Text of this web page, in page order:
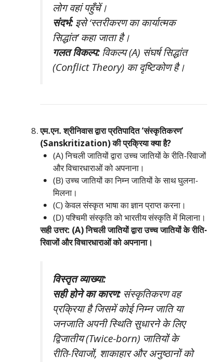
लोग वहां पहुँचें।
संदर्भ:इसे ‘स्तरीकरण का कार्यात्मक
सिद्धांत’ कहा जाता है।
गलत विकल्प:विकल्प (A) संघर्ष सिद्धांत
(Conflict Theory) का दृष्टिकोण है।
एम.एन. श्रीनिवास द्वारा प्रतिपादित ‘संस्कृतिकरण’
(Sanskritization) की प्रक्रिया क्या है?
(A) निचली जातियों द्वारा उच्च जातियों के रीति-रिवाजों
और विचारधाराओं को अपनाना।
(B) उच्च जातियों का निम्न जातियों के साथ घुलना-
मिलना।
(C) केवल संस्कृत भाषा का ज्ञान प्राप्त करना।
(D) पश्चिमी संस्कृति को भारतीय संस्कृति में मिलाना।
सही उत्तर: (A) निचली जातियों द्वारा उच्च जातियों के रीति-
रिवाजों और विचारधाराओं को अपनाना।
विस्तृत व्याख्या:
सही होने का कारण:संस्कृतिकरण वह
प्रक्रिया है जिसमें कोई निम्न जाति या
जनजाति अपनी स्थिति सुधारने के लिए
द्विजातीय (Twice-born) जातियों के
रीति-रिवाजों, शाकाहार और अनुष्ठानों को